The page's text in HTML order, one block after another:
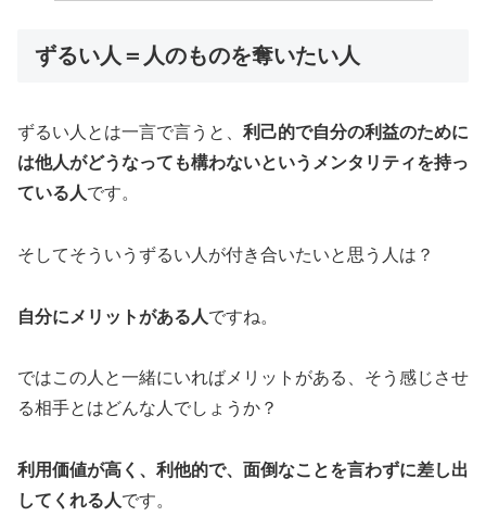
ずるい人＝人のものを奪いたい人
ずるい人とは一言で言うと、 利己的で自分の利益のために
は他人がどうなっても構わないというメンタリティを持っ
ている人です。
そしてそういうずるい人が付き合いたいと思う人は？
自分にメリットがある人ですね。
ではこの人と一緒にいればメリットがある、そう感じさせ
る相手とはどんな人でしょうか？
利用価値が高く、利他的で、面倒なことを言わずに差し出
してくれる人です。